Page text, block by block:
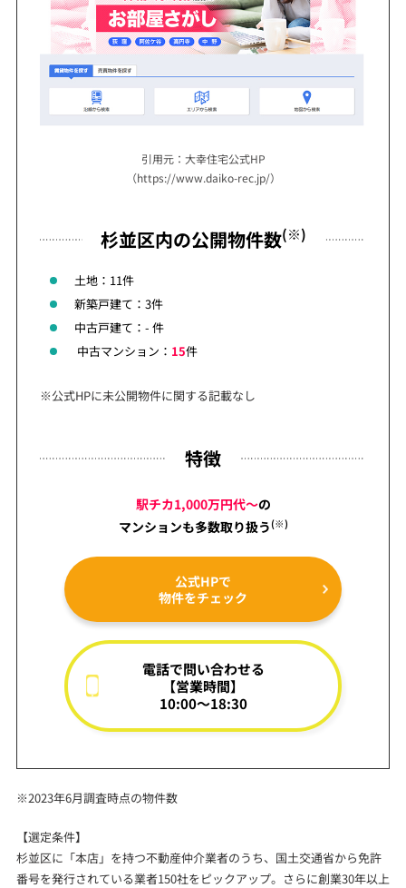
引用元：大幸住宅公式HP
（https://www.daiko-rec.jp/）
杉並区内の公開物件数(※)
土地：11件
新築戸建て：3件
中古戸建て：- 件
中古マンション： 15件
※公式HPに未公開物件に関する記載なし
特徴
駅チカ1,000万円代～の
マンションも多数取り扱う (※)
公式HPで
物件をチェック
電話で問い合わせる
【営業時間】
10:00～18:30
※2023年6月調査時点の物件数
【選定条件】
杉並区に「本店」を持つ不動産仲介業者のうち、国土交通省から免許
番号を発行されている業者150社をピックアップ。さらに創業30年以上